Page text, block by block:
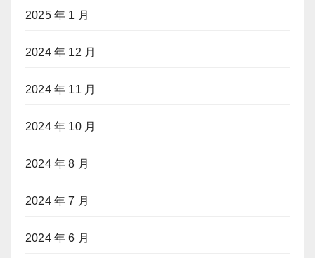
2025 年 1 月
2024 年 12 月
2024 年 11 月
2024 年 10 月
2024 年 8 月
2024 年 7 月
2024 年 6 月